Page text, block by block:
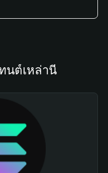
นต์เหล่านี้